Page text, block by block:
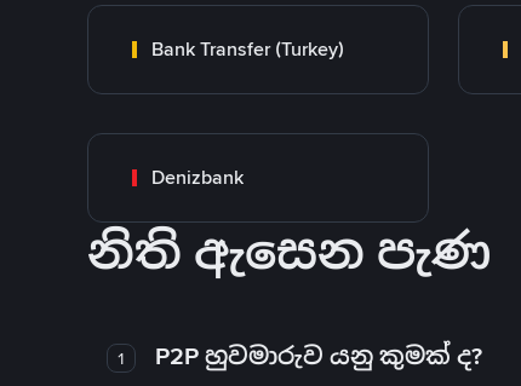
Bank Transfer (Turkey)
Denizbank
නිති ඇසෙන පැණ
1 P2P හුවමාරුව යනු කුමක් ද?